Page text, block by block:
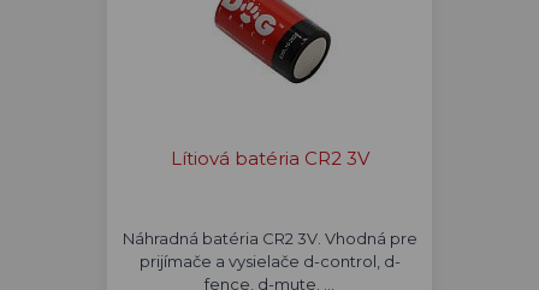
Lítiová batéria CR2 3V
Náhradná batéria CR2 3V. Vhodná pre
prijímače a vysielače d-control, d-
fence, d-mute. …